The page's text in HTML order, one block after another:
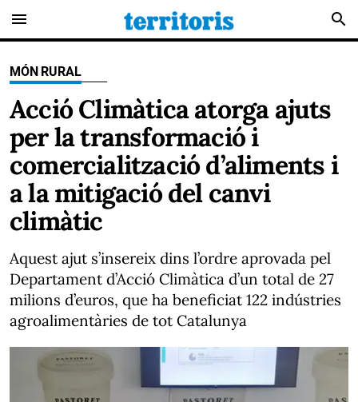
menu search
MÓN RURAL
Acció Climàtica atorga ajuts
per la transformació i
comercialització d’aliments i
a la mitigació del canvi
climàtic
Aquest ajut s’insereix dins l’ordre aprovada pel
Departament d’Acció Climàtica d’un total de 27
milions d’euros, que ha beneficiat 122 indústries
agroalimentàries de tot Catalunya